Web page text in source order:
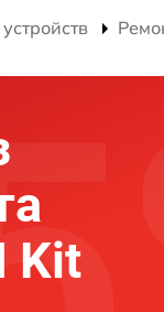
Kit